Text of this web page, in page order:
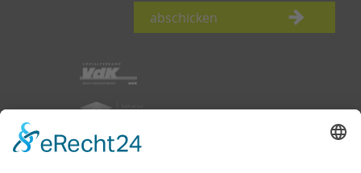
abschicken